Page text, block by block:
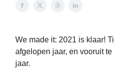
We made it: 2021 is klaar!
afgelopen jaar, en vooruit
jaar.